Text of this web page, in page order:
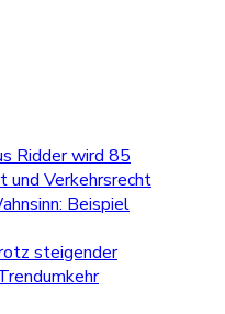
Ridder wird 85
und Verkehrsrecht
Beispiel
steigender